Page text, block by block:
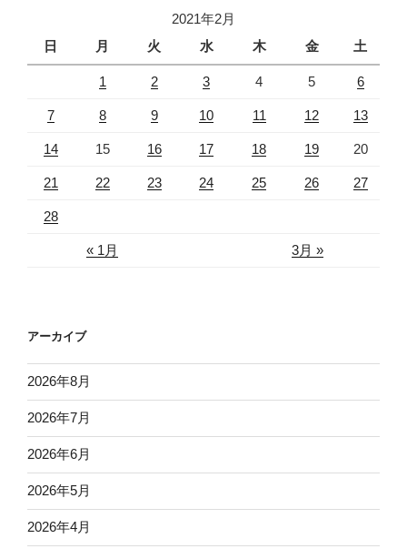
2021年2月
日
月 火 水 木 金 土
« 1月 3月 »
1 2 3 4 5 6
7 8 9 10 11 12 13
14 15 16 17 18 19 20
21 22 23 24 25 26 27
28
アーカイブ
2026年8月
2026年7月
2026年6月
2026年5月
2026年4月